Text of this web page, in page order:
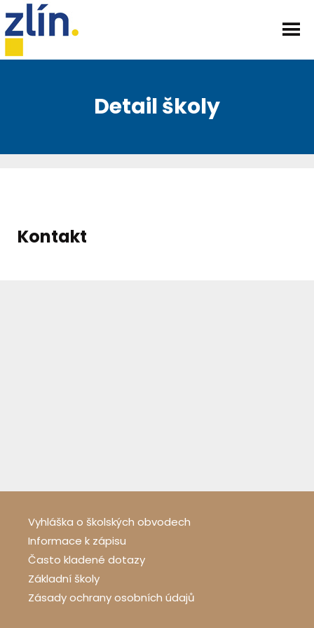
Detail školy
Kontakt
Vyhláška o školských obvodech
Informace k zápisu
Často kladené dotazy
Základní školy
Zásady ochrany osobních údajů